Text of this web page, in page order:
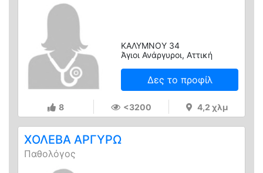
ΚΑΛΥΜΝΟΥ 34
Άγιοι Ανάργυροι, Αττική
Δες το προφίλ
8 <3200 4,2 χλμ
ΧΟΛΕΒΑ ΑΡΓΥΡΩ
Παθολόγος